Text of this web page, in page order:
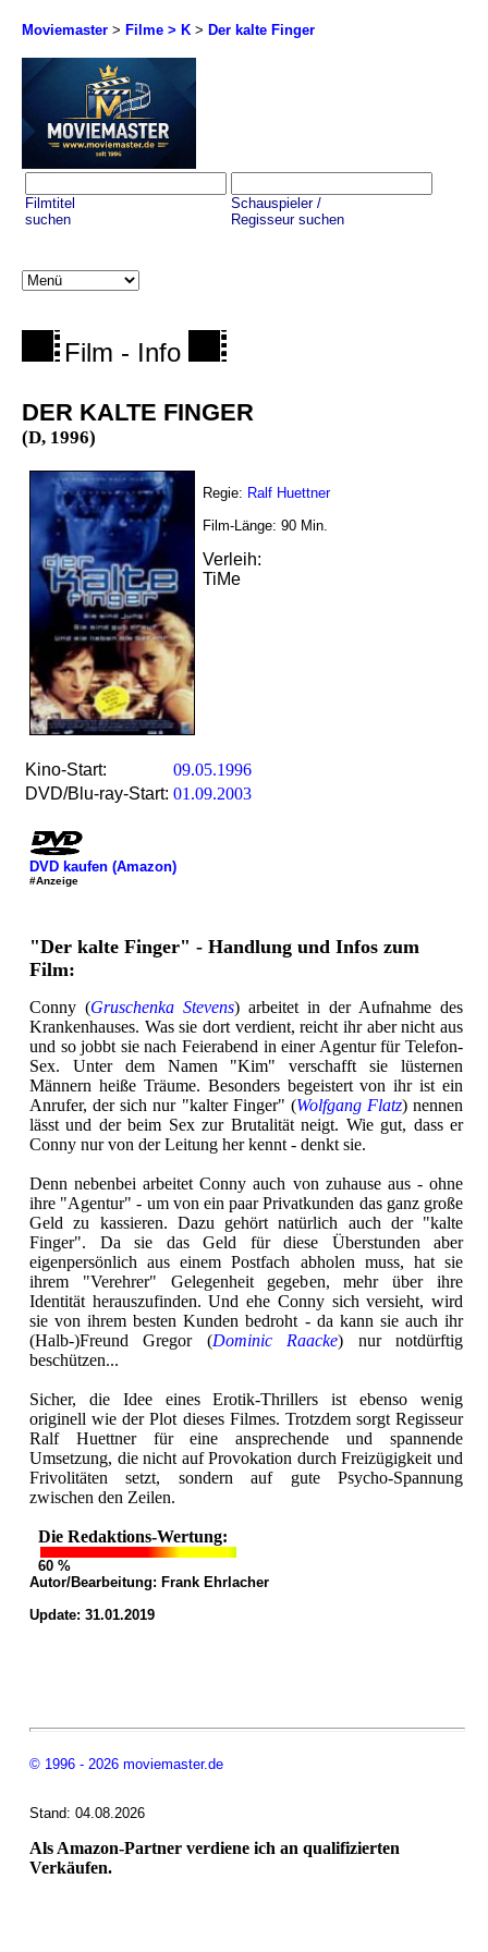
Moviemaster > Filme > K > Der kalte Finger
Filmtitel
suchen
Schauspieler /
Regisseur suchen
Film - Info
DER KALTE FINGER
(D, 1996)
Regie: Ralf Huettner
Film-Länge: 90 Min.
Verleih:
TiMe
Kino-Start:
09.05.1996
DVD/Blu-ray-Start: 01.09.2003
DVD kaufen (Amazon)
#Anzeige
"Der kalte Finger" - Handlung und Infos zum
Film:
Conny (Gruschenka Stevens) arbeitet in der Aufnahme des
Krankenhauses. Was sie dort verdient, reicht ihr aber nicht aus
und so jobbt sie nach Feierabend in einer Agentur für Telefon-
Sex. Unter dem Namen "Kim" verschafft sie lüsternen
Männern heiße Träume. Besonders begeistert von ihr ist ein
Anrufer, der sich nur "kalter Finger" (Wolfgang Flatz) nennen
lässt und der beim Sex zur Brutalität neigt. Wie gut, dass er
Conny nur von der Leitung her kennt - denkt sie.
Denn nebenbei arbeitet Conny auch von zuhause aus - ohne
ihre "Agentur" - um von ein paar Privatkunden das ganz große
Geld zu kassieren. Dazu gehört natürlich auch der "kalte
Finger". Da sie das Geld für diese Überstunden aber
eigenpersönlich aus einem Postfach abholen muss, hat sie
ihrem "Verehrer" Gelegenheit gegeben, mehr über ihre
Identität herauszufinden. Und ehe Conny sich versieht, wird
sie von ihrem besten Kunden bedroht - da kann sie auch ihr
(Halb-)Freund Gregor (Dominic Raacke) nur notdürftig
beschützen...
Sicher, die Idee eines Erotik-Thrillers ist ebenso wenig
originell wie der Plot dieses Filmes. Trotzdem sorgt Regisseur
Ralf Huettner für eine ansprechende und spannende
Umsetzung, die nicht auf Provokation durch Freizügigkeit und
Frivolitäten setzt, sondern auf gute Psycho-Spannung
zwischen den Zeilen.
Die Redaktions-Wertung:
60 %
Autor/Bearbeitung: Frank Ehrlacher
Update: 31.01.2019
© 1996 - 2026 moviemaster.de
Stand: 04.08.2026
Als Amazon-Partner verdiene ich an qualifizierten
Verkäufen.